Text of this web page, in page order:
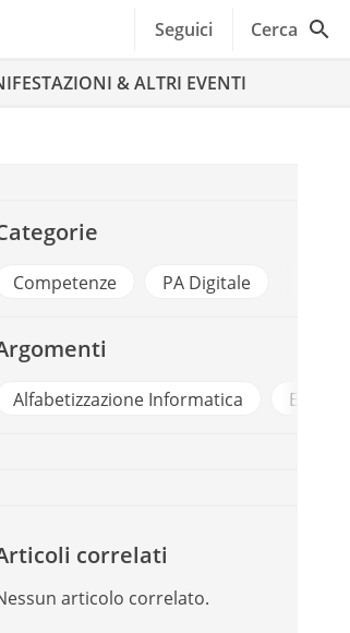
Seguici Cerca
& ALTRI EVENTI
Competenze PA Digitale
Alfabetizzazione Informatica E
correlati
articolo correlato.